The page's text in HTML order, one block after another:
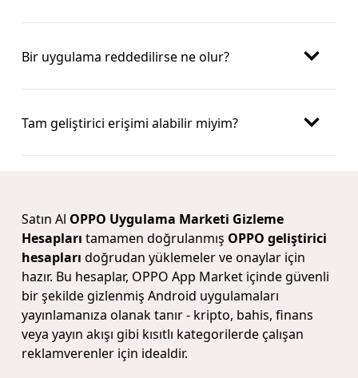
Bir uygulama reddedilirse ne olur?
Tam geliştirici erişimi alabilir miyim?
Satın Al OPPO Uygulama Marketi Gizleme
Hesapları tamamen doğrulanmış OPPO geliştirici
hesapları doğrudan yüklemeler ve onaylar için
hazır. Bu hesaplar, OPPO App Market içinde güvenli
bir şekilde gizlenmiş Android uygulamaları
yayınlamanıza olanak tanır - kripto, bahis, finans
veya yayın akışı gibi kısıtlı kategorilerde çalışan
reklamverenler için idealdir.